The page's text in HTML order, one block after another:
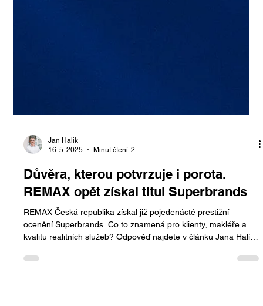
Jan Halik
16. 5. 2025
Minut čtení: 2
Důvěra, kterou potvrzuje i porota.
REMAX opět získal titul Superbrands
REMAX Česká republika získal již pojedenácté prestižní
ocenění Superbrands. Co to znamená pro klienty, makléře a